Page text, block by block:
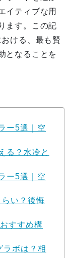
イティブな用
ます。この記
ける、最も賢
となることを
ー5選｜空
る？水冷と
ー5選｜空
い？後悔
すすめ構
ボは？相